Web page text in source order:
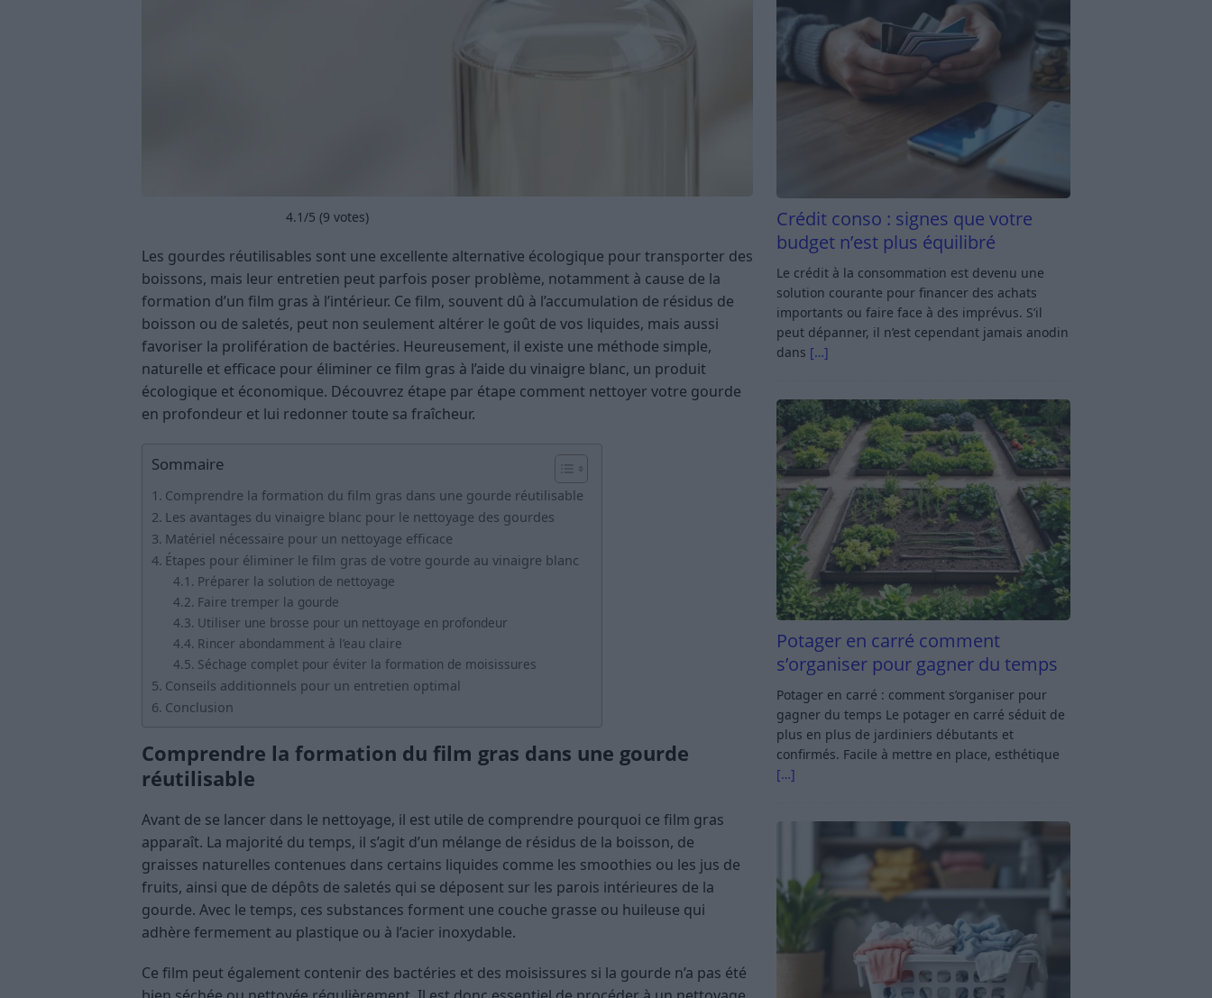
4.1/5 (9 votes)
Les gourdes réutilisables sont une excellente alternative écologique pour transporter des
boissons, mais leur entretien peut parfois poser problème, notamment à cause de la
formation d’un film gras à l’intérieur. Ce film, souvent dû à l’accumulation de résidus de
boisson ou de saletés, peut non seulement altérer le goût de vos liquides, mais aussi
favoriser la prolifération de bactéries. Heureusement, il existe une méthode simple,
naturelle et efficace pour éliminer ce film gras à l’aide du vinaigre blanc, un produit
écologique et économique. Découvrez étape par étape comment nettoyer votre gourde
en profondeur et lui redonner toute sa fraîcheur.
Sommaire
Comprendre la formation du film gras dans une gourde réutilisable
Les avantages du vinaigre blanc pour le nettoyage des gourdes
Matériel nécessaire pour un nettoyage efficace
Étapes pour éliminer le film gras de votre gourde au vinaigre blanc
Préparer la solution de nettoyage
Faire tremper la gourde
Utiliser une brosse pour un nettoyage en profondeur
Rincer abondamment à l’eau claire
Séchage complet pour éviter la formation de moisissures
Conseils additionnels pour un entretien optimal
Conclusion
Comprendre la formation du film gras dans une gourde
réutilisable
Avant de se lancer dans le nettoyage, il est utile de comprendre pourquoi ce film gras
apparaît. La majorité du temps, il s’agit d’un mélange de résidus de la boisson, de
graisses naturelles contenues dans certains liquides comme les smoothies ou les jus de
fruits, ainsi que de dépôts de saletés qui se déposent sur les parois intérieures de la
gourde. Avec le temps, ces substances forment une couche grasse ou huileuse qui
adhère fermement au plastique ou à l’acier inoxydable.
Ce film peut également contenir des bactéries et des moisissures si la gourde n’a pas été
Crédit conso : signes que votre
budget n’est plus équilibré
Le crédit à la consommation est devenu une
solution courante pour financer des achats
importants ou faire face à des imprévus. S’il
peut dépanner, il n’est cependant jamais anodin
dans […]
Potager en carré comment
s’organiser pour gagner du temps
Potager en carré : comment s’organiser pour
gagner du temps Le potager en carré séduit de
plus en plus de jardiniers débutants et
confirmés. Facile à mettre en place, esthétique
[…]